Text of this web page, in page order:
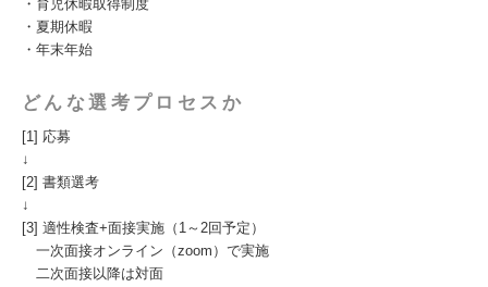
・育児休暇取得制度
・夏期休暇
・年末年始
どんな選考プロセスか
[1] 応募
↓
[2] 書類選考
↓
[3] 適性検査+面接実施（1～2回予定）
一次面接オンライン（zoom）で実施
二次面接以降は対面